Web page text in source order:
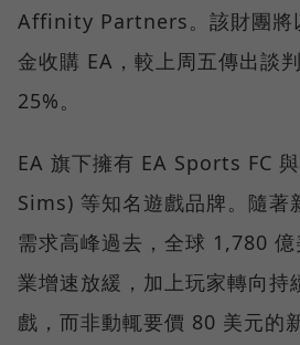
Affinity Partners。該財團將
金收購 EA，較上周五傳出談
25%。
EA 旗下擁有 EA Sports FC
Sims) 等知名遊戲品牌。隨著
需求高峰過去，全球 1,780
業增速放緩，加上玩家轉向持
戲，而非動輒要價 80 美元的